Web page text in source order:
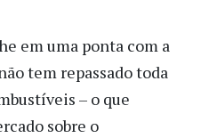
em uma ponta com a
tem repassado toda
– o que
sobre o